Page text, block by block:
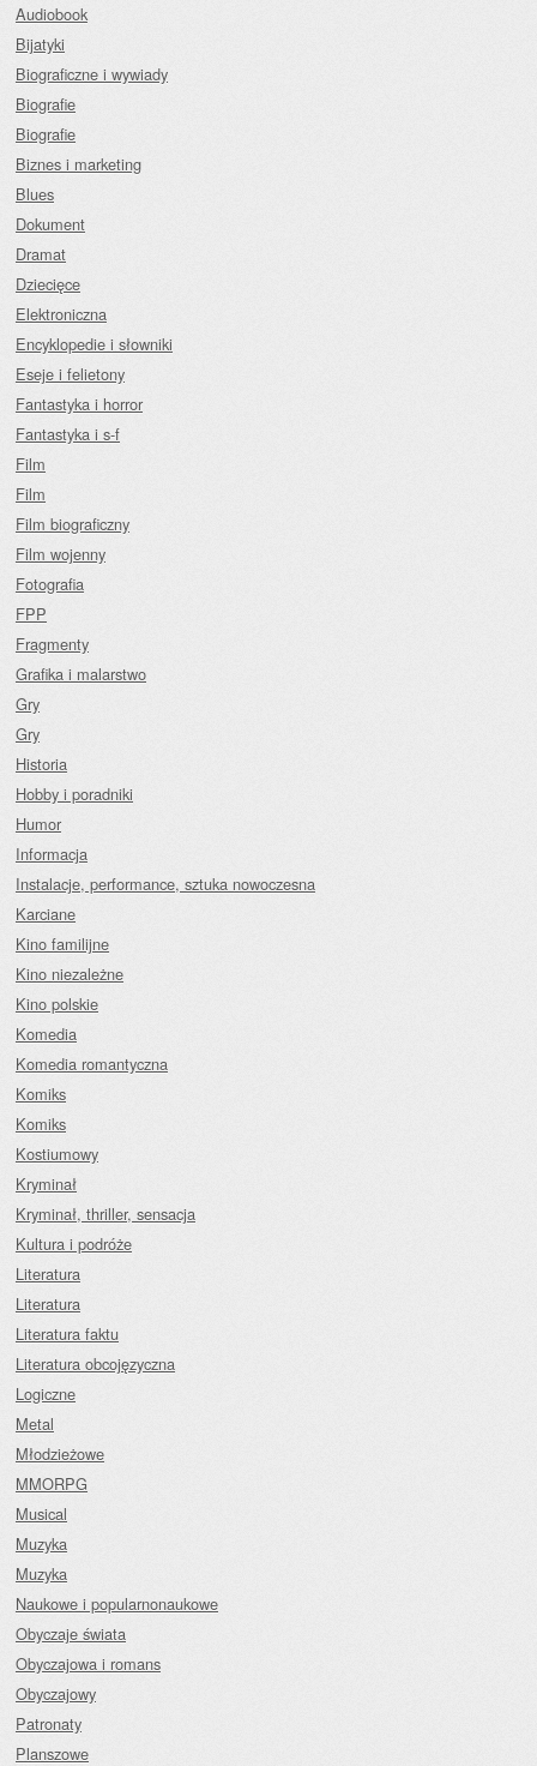
Audiobook
Bijatyki
Biograficzne i wywiady
Biografie
Biografie
Biznes i marketing
Blues
Dokument
Dramat
Dziecięce
Elektroniczna
Encyklopedie i słowniki
Eseje i felietony
Fantastyka i horror
Fantastyka i s-f
Film
Film
Film biograficzny
Film wojenny
Fotografia
FPP
Fragmenty
Grafika i malarstwo
Gry
Gry
Historia
Hobby i poradniki
Humor
Informacja
Instalacje, performance, sztuka nowoczesna
Karciane
Kino familijne
Kino niezależne
Kino polskie
Komedia
Komedia romantyczna
Komiks
Komiks
Kostiumowy
Kryminał
Kryminał, thriller, sensacja
Kultura i podróże
Literatura
Literatura
Literatura faktu
Literatura obcojęzyczna
Logiczne
Metal
Młodzieżowe
MMORPG
Musical
Muzyka
Muzyka
Naukowe i popularnonaukowe
Obyczaje świata
Obyczajowa i romans
Obyczajowy
Patronaty
Planszowe